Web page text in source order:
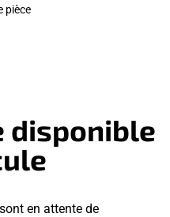
pièce
disponible
en attente de